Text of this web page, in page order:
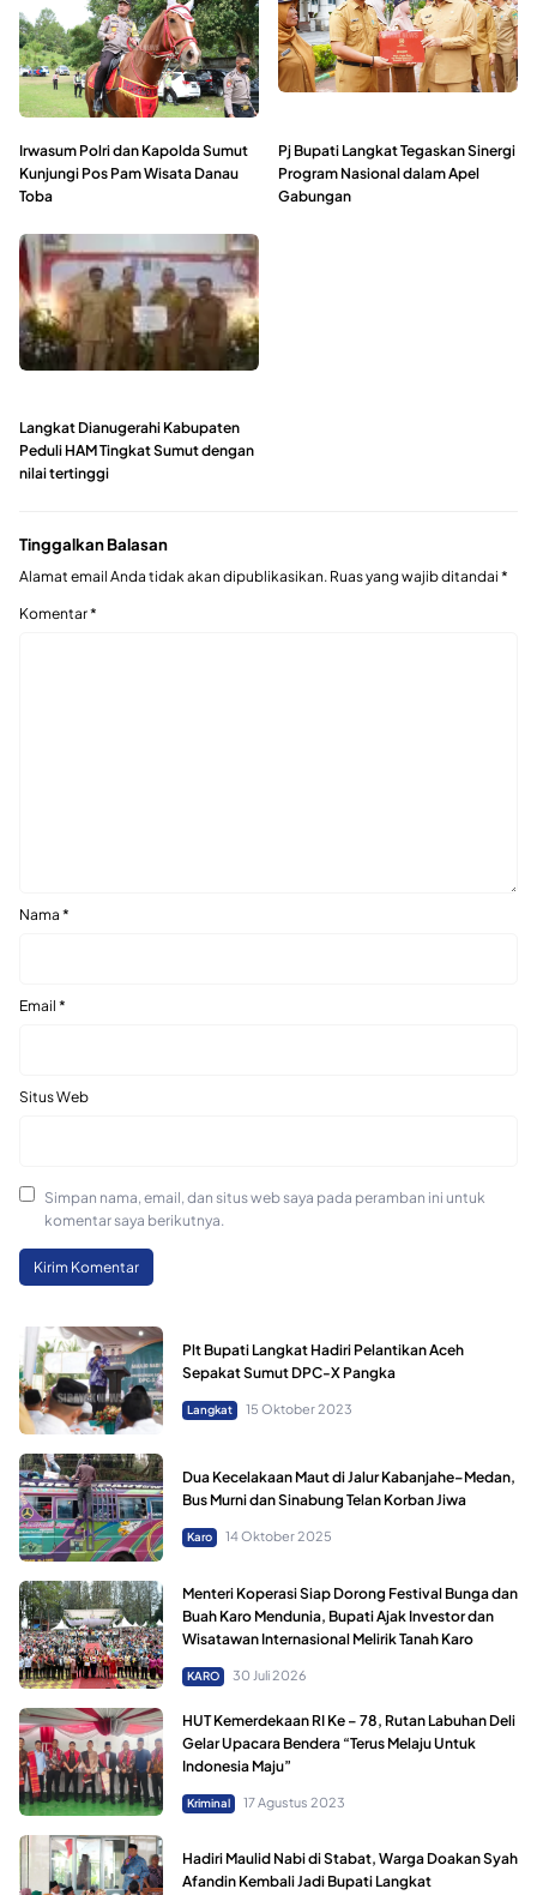
Irwasum Polri dan Kapolda Sumut
Kunjungi Pos Pam Wisata Danau
Toba
Pj Bupati Langkat Tegaskan Sinergi
Program Nasional dalam Apel
Gabungan
Langkat Dianugerahi Kabupaten
Peduli HAM Tingkat Sumut dengan
nilai tertinggi
Tinggalkan Balasan
Alamat email Anda tidak akan dipublikasikan. Ruas yang wajib ditandai *
Komentar*
Nama *
Email *
Situs Web
Simpan nama, email, dan situs web saya pada peramban ini untuk
komentar saya berikutnya.
Plt Bupati Langkat Hadiri Pelantikan Aceh
Sepakat Sumut DPC-X Pangka
Langkat 15 Oktober 2023
Dua Kecelakaan Maut di Jalur Kabanjahe–Medan,
Bus Murni dan Sinabung Telan Korban Jiwa
Karo 14 Oktober 2025
Menteri Koperasi Siap Dorong Festival Bunga dan
Buah Karo Mendunia, Bupati Ajak Investor dan
Wisatawan Internasional Melirik Tanah Karo
KARO 30 Juli 2026
HUT Kemerdekaan RI Ke – 78, Rutan Labuhan Deli
Gelar Upacara Bendera “Terus Melaju Untuk
Indonesia Maju”
Kriminal 17 Agustus 2023
Hadiri Maulid Nabi di Stabat, Warga Doakan Syah
Afandin Kembali Jadi Bupati Langkat